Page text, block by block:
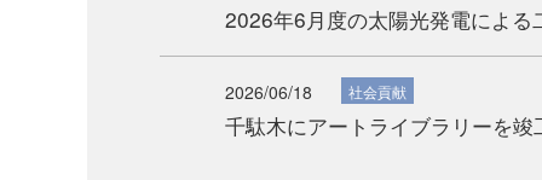
2026年6月度の太陽光発電によ
2026/06/18 社会貢献
千駄木にアートライブラリーを竣